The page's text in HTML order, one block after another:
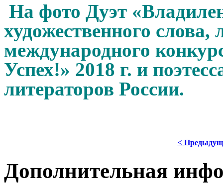
На фото Дуэт
художественного слова,
международного
Успех!» 2018 г. и
литераторов России.
<
Дополнительная